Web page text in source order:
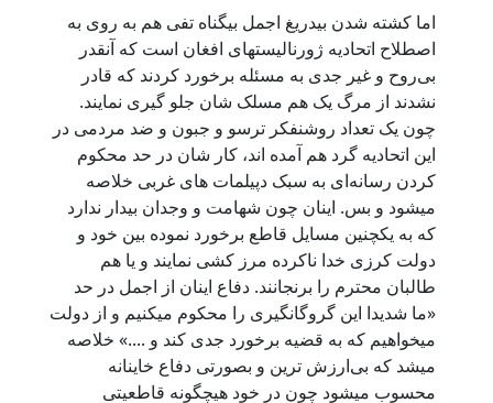
اما کشته شدن بیدریغ اجمل بیگناه تفی هم به روی به
اصطلاح اتحادیه ژورنالیستهای افغان است که آنقدر
بی‌روح و غیر جدی به مسئله برخورد کردند که قادر
نشدند از مرگ یک هم مسلک شان جلو گیری نمایند.
چون یک تعداد روشنفکر ترسو و جبون و ضد مردمی در
این اتحادیه گرد هم آمده اند، کار شان در حد محکوم
کردن رسانه‌ای به سبک دپیلمات های غربی خلاصه
میشود و بس. اینان چون شهامت و وجدان بیدار ندارد
که به یکچنین مسایل قاطع برخورد نموده بین خود و
دولت کرزی خدا ناکرده مرز کشی نمایند و یا هم
طالبان محترم را برنجانند. دفاع اینان از اجمل در حد
«ما شدیدا این گروگانگیری را محکوم میکنیم و از دولت
میخواهیم که به قضیه برخورد جدی کند و ....» خلاصه
میشد که بی‌ارزش ترین و بصورتی دفاع خاینانه
محسوب میشود چون در خود هیچگونه قاطعیتی